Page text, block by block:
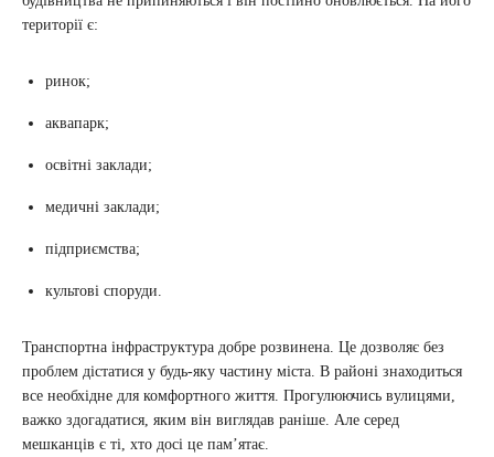
території є:
ринок;
аквапарк;
освітні заклади;
медичні заклади;
підприємства;
культові споруди.
Транспортна інфраструктура добре розвинена. Це дозволяє без
проблем дістатися у будь-яку частину міста. В районі знаходиться
все необхідне для комфортного життя. Прогулюючись вулицями,
важко здогадатися, яким він виглядав раніше. Але серед
мешканців є ті, хто досі це пам’ятає.